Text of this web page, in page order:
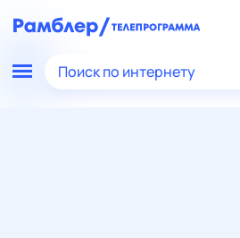
Поиск по интернету